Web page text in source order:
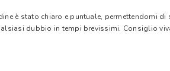
è stato chiaro e puntuale, permettendomi di
dubbio in tempi brevissimi. Consiglio